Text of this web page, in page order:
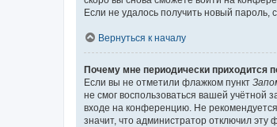
Если не удалось получить новый пароль,
Вернуться к началу
Почему мне периодически приходится
Если вы не отметили флажком пункт
не смог воспользоваться вашей учётной
входе на конференцию. Не
значит, что администратор отключил эту